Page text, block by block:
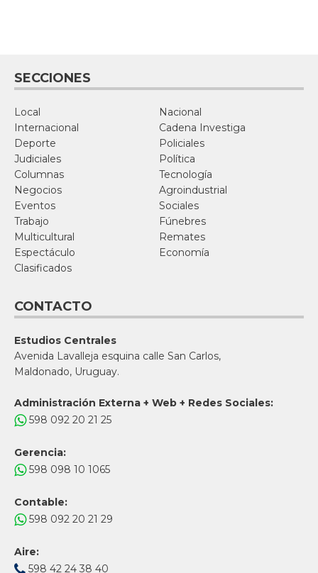
SECCIONES
Local
Nacional
Internacional
Cadena Investiga
Deporte
Policiales
Judiciales
Política
Columnas
Tecnología
Negocios
Agroindustrial
Eventos
Sociales
Trabajo
Fúnebres
Multicultural
Remates
Espectáculo
Economía
Clasificados
CONTACTO
Estudios Centrales
Avenida Lavalleja esquina calle San Carlos,
Maldonado, Uruguay.
Administración Externa + Web + Redes Sociales:
598 092 20 21 25
Gerencia:
598 098 10 1065
Contable:
598 092 20 21 29
Aire:
598 42 24 38 40